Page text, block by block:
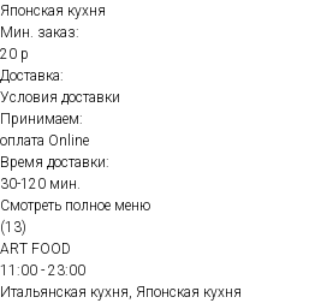
Японская кухня
Мин. заказ:
20 р
Доставка:
Условия доставки
Принимаем:
оплата Online
Время доставки:
30-120 мин.
Смотреть полное меню
(13)
ART FOOD
11:00 - 23:00
Итальянская кухня, Японская кухня